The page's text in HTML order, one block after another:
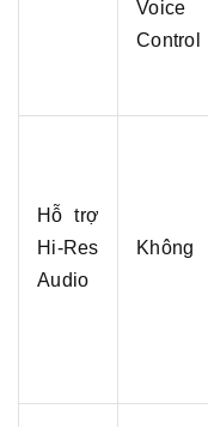
Voice
Control
Hỗ trợ
Hi-Res
Audio
Không